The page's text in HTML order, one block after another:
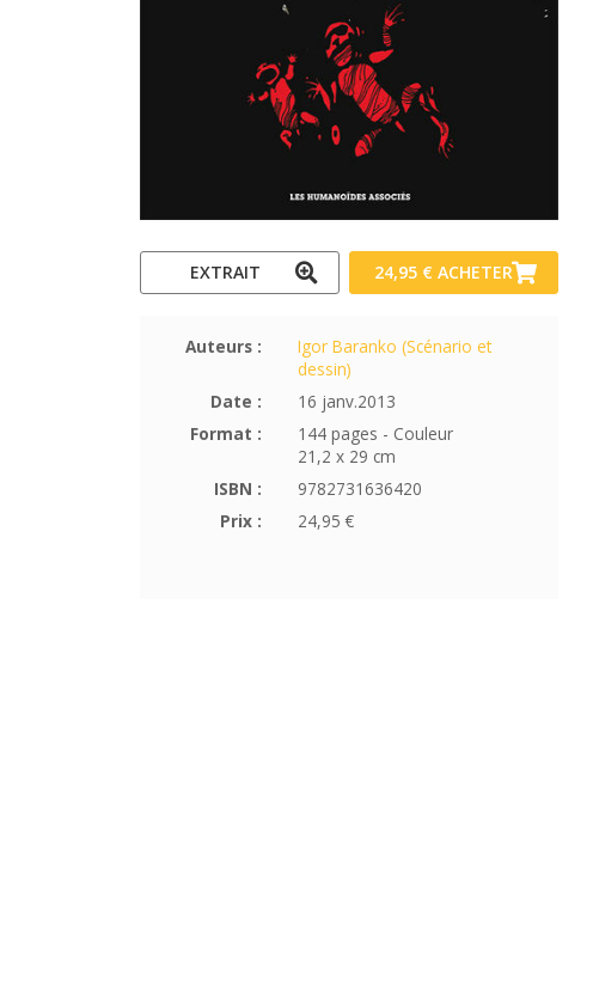
EXTRAIT 24,95 € ACHETER
Auteurs :
Igor Baranko (Scénario et
dessin)
Date :
16 janv.2013
Format :
144 pages - Couleur
21,2 x 29 cm
ISBN :
9782731636420
Prix :
24,95 €